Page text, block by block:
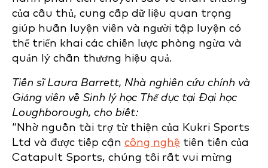
của cầu thủ, cung cấp dữ liệu quan trọng
giúp huấn luyện viên và người tập luyện có
thể triển khai các chiến lược phòng ngừa và
quản lý chấn thương hiệu quả.
Tiến sĩ Laura Barrett, Nhà nghiên cứu chính và
Giảng viên về Sinh lý học Thể dục tại Đại học
Loughborough, cho biết:
“Nhờ nguồn tài trợ từ thiện của Kukri Sports
Ltd và được tiếp cận công nghệ tiên tiến của
Catapult Sports, chúng tôi rất vui mừng